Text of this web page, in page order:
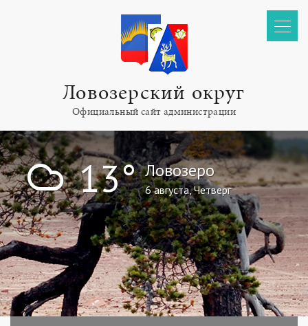
Ловозерский округ
Официальный сайт администрации
! 13° Ловозеро
6 августа, Четверг